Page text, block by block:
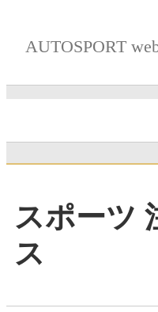
AUTOSPORT
スポーツ
ス